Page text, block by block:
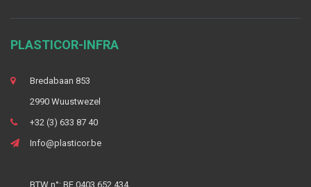
PLASTICOR-INFRA
Bredabaan 853
2990 Wuustwezel
+32 (3) 633 87 40
Info@plasticor.be
BTW n°: BE 0403.652.434